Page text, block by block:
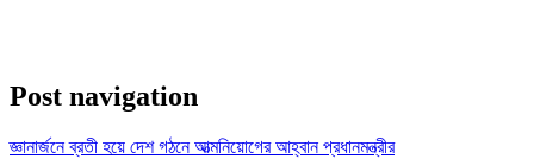
Post navigation
জ্ঞানার্জনে ব্রতী হয়ে দেশ গঠনে আত্মনিয়োগের আহ্বান প্রধানমন্ত্রীর